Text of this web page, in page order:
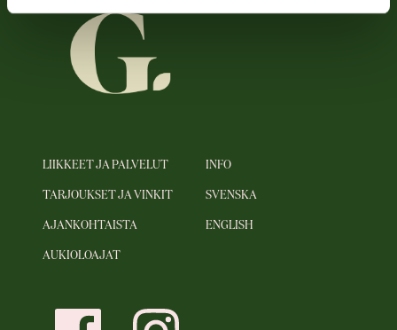
LIIKKEET JA PALVELUT
TARJOUKSET JA VINKIT
AJANKOHTAISTA
AUKIOLOAJAT
INFO
SVENSKA
ENGLISH